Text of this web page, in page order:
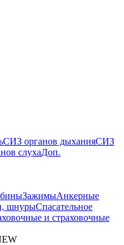
СИЗ органов дыханияСИЗ
слухаДоп.
ЗажимыАнкерные
шнурыСпасательное
и страховочные